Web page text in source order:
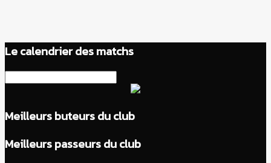
Le calendrier des matchs
Meilleurs buteurs du club
Meilleurs passeurs du club